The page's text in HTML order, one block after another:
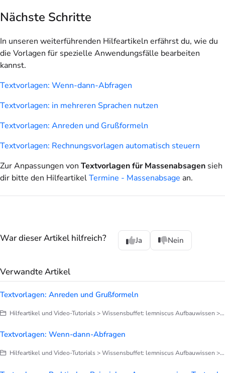
Nächste Schritte
In unseren weiterführenden Hilfeartikeln erfährst du, wie du
die Vorlagen für spezielle Anwendungsfälle bearbeiten
kannst.
Textvorlagen: Wenn-dann-Abfragen
Textvorlagen: in mehreren Sprachen nutzen
Textvorlagen: Anreden und Grußformeln
Textvorlagen: Rechnungsvorlagen automatisch steuern
Zur Anpassungen von Textvorlagen für Massenabsagen sieh
dir bitte den HilfeartikelTermine - Massenabsage an.
War dieser Artikel hilfreich? Ja Nein
Verwandte Artikel
Textvorlagen: Anreden und Grußformeln
Hilfeartikel und Video-Tutorials > Wissensbuffet: lemniscus Aufbauwissen > E-Mails, Benachrichtigungen
Textvorlagen: Wenn-dann-Abfragen
Hilfeartikel und Video-Tutorials > Wissensbuffet: lemniscus Aufbauwissen > E-Mails, Benachrichtigungen